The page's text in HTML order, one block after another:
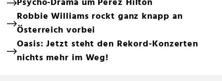
Robbie Williams rockt ganz knapp an
Österreich vorbei
Oasis: Jetzt steht den Rekord-Konzerten
nichts mehr im Weg!